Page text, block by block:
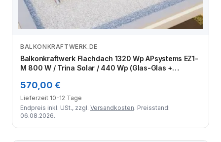
Zum Angebot
BALKONKRAFTWERK.DE
Balkonkraftwerk Flachdach 1320 Wp APsystems EZ1-
M 800 W / Trina Solar / 440 Wp (Glas-Glas +
570,00 €
Lieferzeit 10-12 Tage
Endpreis inkl. USt., zzgl. Versandkosten. Preisstand:
06.08.2026.